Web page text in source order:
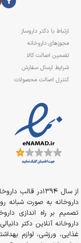
ارتباط با دکتر داروساز
مجوزهای داروخانه
تضمین اصالت کالا
شرایط ارسال سفارش
کنترل اصالت محصولات
تصمیم بر راه اندازی
داروخانه آنلاین دکتر
غذایی، ورزشی، لوازم